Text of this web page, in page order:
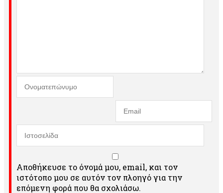
Αποθήκευσε το όνομά μου, email, και τον
ιστότοπο μου σε αυτόν τον πλοηγό για την
επόμενη φορά που θα σχολιάσω.